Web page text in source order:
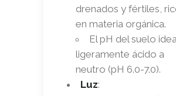
drenados y fértiles,
en materia orgánica.
El pH del suelo
ligeramente ácido a
neutro (pH 6.0-7.0).
Luz: